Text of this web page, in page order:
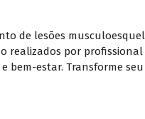
de lesões
realizados por
estar. Transforme